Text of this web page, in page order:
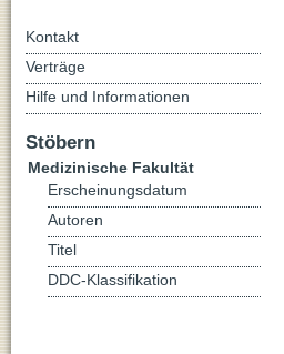
Kontakt
Verträge
Hilfe und Informationen
Stöbern
Medizinische Fakultät
Erscheinungsdatum
Autoren
Titel
DDC-Klassifikation